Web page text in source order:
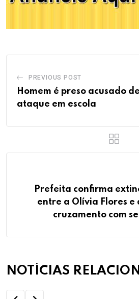
PREVIOUS POST
Homem é preso acusado
ataque em escola
Prefeita confirma
entre a Olívia Flores e
cruzamento com
NOTÍCIAS